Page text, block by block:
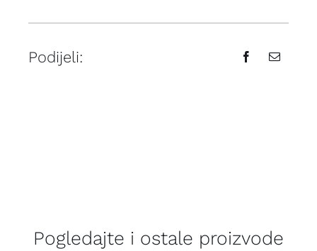
Podijeli:
Pogledajte i ostale proizvode